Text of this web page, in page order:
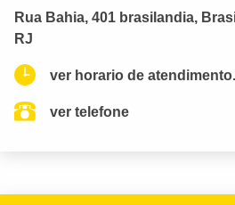
Rua Bahia, 401 brasilandia,
RJ
ver horario de atendimento.
ver telefone